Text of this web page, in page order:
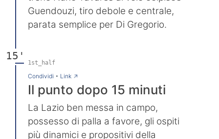
Guendouzi, tiro debole e centrale,
parata semplice per Di Gregorio.
15'
1st_half
Condividi • Link→
Il punto dopo 15 minuti
La Lazio ben messa in campo,
possesso di palla a favore, gli ospiti
più dinamici e propositivi della